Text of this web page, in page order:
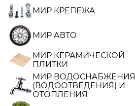
8 (4242) 30-00-72
МИР КРЕПЕЖА
МИР АВТО
МИР КЕРАМИЧЕСКОЙ
ПЛИТКИ
МИР ВОДОСНАБЖЕНИЯ
(ВОДООТВЕДЕНИЯ) И
ОТОПЛЕНИЯ